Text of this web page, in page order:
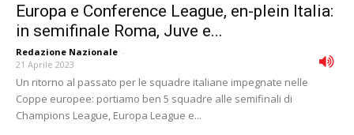
Europa e Conference League, en-plein Italia:
in semifinale Roma, Juve e...
Redazione Nazionale -
21 Aprile 2023
Un ritorno al passato per le squadre italiane impegnate nelle
Coppe europee: portiamo ben 5 squadre alle semifinali di
Champions League, Europa League e...